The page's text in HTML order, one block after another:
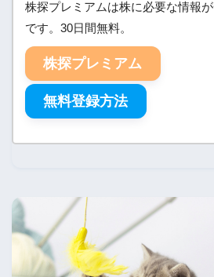
株探プレミアムは株に必要な情報
です。30日間無料。
株探プレミアム
無料登録方法